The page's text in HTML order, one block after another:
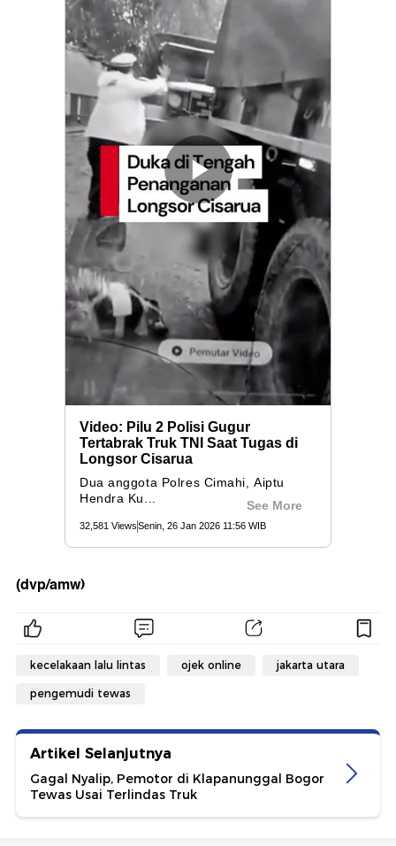
(dvp/amw)
kecelakaan lalu lintas ojek online jakarta utara
pengemudi tewas
Artikel Selanjutnya
Gagal Nyalip, Pemotor di Klapanunggal Bogor
Tewas Usai Terlindas Truk